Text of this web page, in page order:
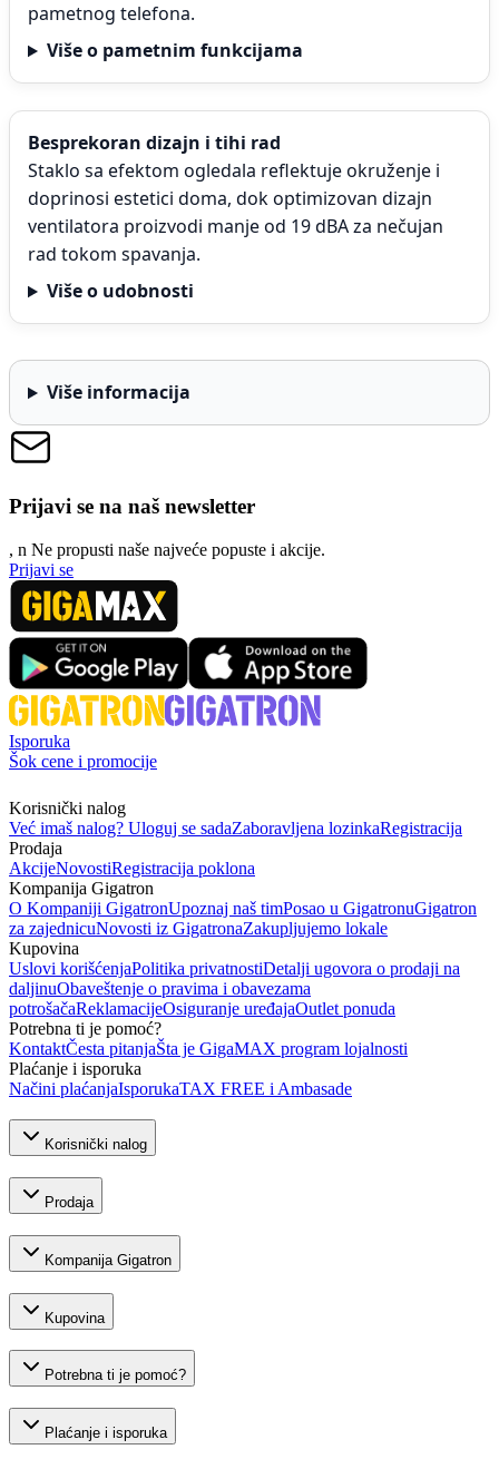
pametnog telefona.
Više o pametnim funkcijama
Besprekoran dizajn i tihi rad
Staklo sa efektom ogledala reflektuje okruženje i
doprinosi estetici doma, dok optimizovan dizajn
ventilatora proizvodi manje od 19 dBA za nečujan
rad tokom spavanja.
Više o udobnosti
Više informacija
Prijavi se na naš newsletter
, n Ne propusti naše najveće popuste i akcije.
Prijavi se
Isporuka
Šok cene i promocije
Korisnički nalog
Već imaš nalog? Uloguj se sadaZaboravljena lozinkaRegistracija
Prodaja
AkcijeNovostiRegistracija poklona
Kompanija Gigatron
O Kompaniji GigatronUpoznaj naš timPosao u GigatronuGigatron
za zajednicuNovosti iz GigatronaZakupljujemo lokale
Kupovina
Uslovi korišćenjaPolitika privatnostiDetalji ugovora o prodaji na
daljinuObaveštenje o pravima i obavezama
potrošačaReklamacijeOsiguranje uređajaOutlet ponuda
Potrebna ti je pomoć?
KontaktČesta pitanjaŠta je GigaMAX program lojalnosti
Plaćanje i isporuka
Načini plaćanjaIsporukaTAX FREE i Ambasade
Korisnički nalog
Prodaja
Kompanija Gigatron
Kupovina
Potrebna ti je pomoć?
Plaćanje i isporuka